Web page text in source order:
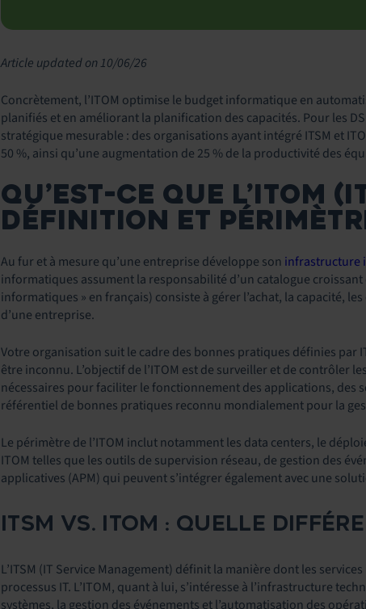
Article updated on 10/06/26
Concrètement, l’ITOM optimise le budget informatique en
planifiés et en améliorant la planification des capacités. Pour les
stratégique mesurable : des organisations ayant intégré ITSM et
50 %, ainsi qu’une augmentation de 25 % de la productivité des
QU’EST-CE QUE L’ITOM
DÉFINITION ET
Au fur et à mesure qu’une entreprise développe son infrastructure
informatiques assument la responsabilité d’un catalogue croissant
informatiques » en français) consiste à gérer l’achat, la capacité,
d’une entreprise.
Votre organisation suit le cadre des bonnes pratiques définies par
être inconnu. L’objectif de l’ITOM est de surveiller et de contrôler
nécessaires pour faciliter le fonctionnement des applications, des
référentiel de bonnes pratiques reconnu mondialement pour la
Le périmètre de l’ITOM inclut notamment les data centers, le
ITOM telles que les outils de supervision réseau, de gestion des
applicatives (APM) qui peuvent s’intégrer également avec une
ITSM VS. ITOM : QUELLE
L’ITSM (IT Service Management) définit la manière dont les
processus IT. L’ITOM, quant à lui, s’intéresse à l’infrastructure
systèmes, la gestion des événements et l’automatisation des